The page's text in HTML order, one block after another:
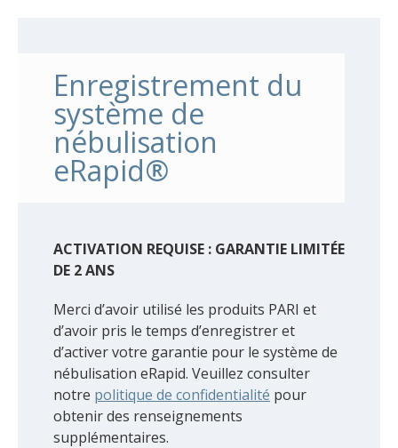
Enregistrement du
système de
nébulisation
eRapid®
ACTIVATION REQUISE : GARANTIE LIMITÉE
DE 2 ANS
Merci d’avoir utilisé les produits PARI et
d’avoir pris le temps d’enregistrer et
d’activer votre garantie pour le système de
nébulisation eRapid. Veuillez consulter
notre politique de confidentialité pour
obtenir des renseignements
supplémentaires.